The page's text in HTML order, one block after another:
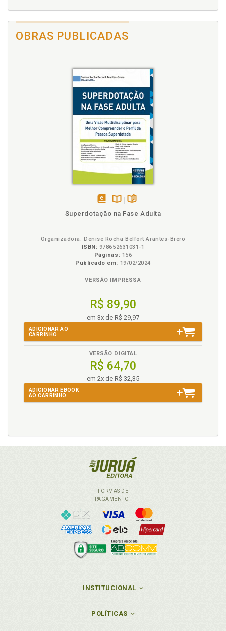
OBRAS PUBLICADAS
em
Superdotação na Fase Adulta
Organizadora: Denise Rocha Belfort Arantes-Brero
ISBN: 978652631031-1
Páginas: 156
Publicado em: 19/02/2024
VERSÃO IMPRESSA
R$ 89,90
em 3x de R$ 29,97
ADICIONAR AO
CARRINHO
VERSÃO DIGITAL
R$ 64,70
em 2x de R$ 32,35
ADICIONAR EBOOK
AO CARRINHO
FORMAS DE
PAGAMENTO
INSTITUCIONAL
POLÍTICAS